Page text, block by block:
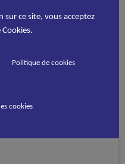
Résultats
ce site, vous acceptez
Politique de cookies
cookies